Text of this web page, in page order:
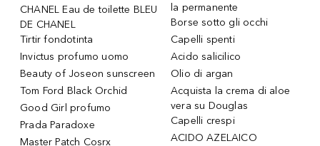
CHANEL Eau de toilette BLEU
DE CHANEL
Tirtir fondotinta
Invictus profumo uomo
Beauty of Joseon sunscreen
Tom Ford Black Orchid
Good Girl profumo
Prada Paradoxe
Master Patch Cosrx
la permanente
Borse sotto gli occhi
Capelli spenti
Acido salicilico
Olio di argan
Acquista la crema di aloe
vera su Douglas
Capelli crespi
ACIDO AZELAICO